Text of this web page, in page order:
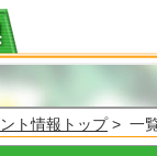
ト情報トップ> 一